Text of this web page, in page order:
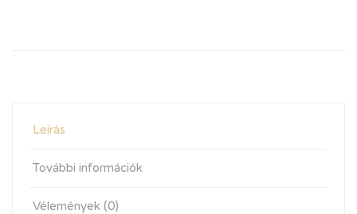
Leírás
További információk
Vélemények (0)